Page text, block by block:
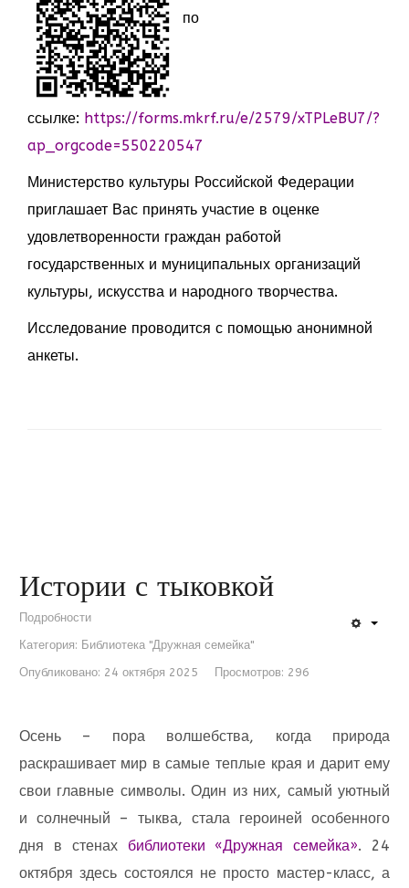
по
ссылке: https://forms.mkrf.ru/e/2579/xTPLeBU7/?
ap_orgcode=550220547
Министерство культуры Российской Федерации
приглашает Вас принять участие в оценке
удовлетворенности граждан работой
государственных и муниципальных организаций
культуры, искусства и народного творчества.
Исследование проводится с помощью анонимной
анкеты.
Истории с тыковкой
Подробности
Категория: Библиотека "Дружная семейка"
Опубликовано: 24 октября 2025
Просмотров: 296
Осень – пора волшебства, когда природа
раскрашивает мир в самые теплые края и дарит ему
свои главные символы. Один из них, самый уютный
и солнечный – тыква, стала героиней особенного
дня в стенах библиотеки «Дружная семейка». 24
октября здесь состоялся не просто мастер-класс, а